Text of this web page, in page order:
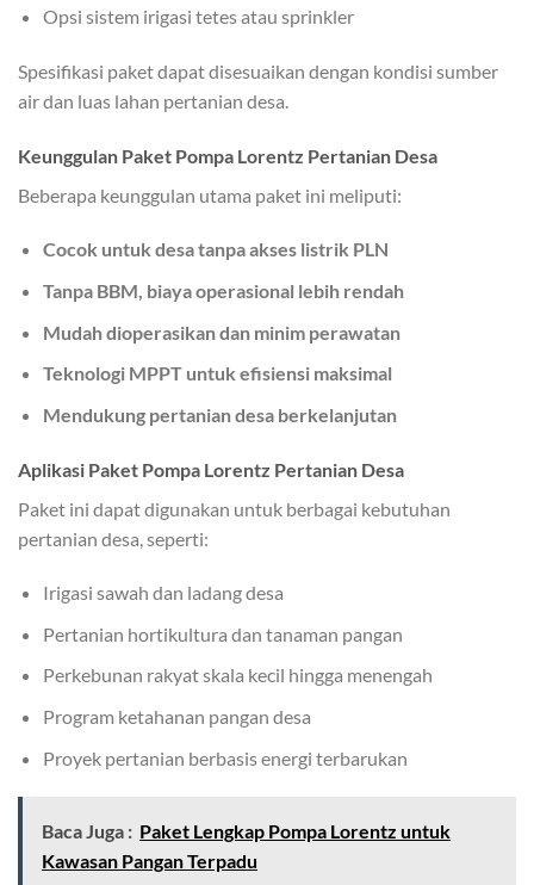
Opsi sistem irigasi tetes atau sprinkler
Spesifikasi paket dapat disesuaikan dengan kondisi sumber
air dan luas lahan pertanian desa.
Keunggulan Paket Pompa Lorentz Pertanian Desa
Beberapa keunggulan utama paket ini meliputi:
Cocok untuk desa tanpa akses listrik PLN
Tanpa BBM, biaya operasional lebih rendah
Mudah dioperasikan dan minim perawatan
Teknologi MPPT untuk efisiensi maksimal
Mendukung pertanian desa berkelanjutan
Aplikasi Paket Pompa Lorentz Pertanian Desa
Paket ini dapat digunakan untuk berbagai kebutuhan
pertanian desa, seperti:
Irigasi sawah dan ladang desa
Pertanian hortikultura dan tanaman pangan
Perkebunan rakyat skala kecil hingga menengah
Program ketahanan pangan desa
Proyek pertanian berbasis energi terbarukan
Baca Juga : Paket Lengkap Pompa Lorentz untuk
Kawasan Pangan Terpadu